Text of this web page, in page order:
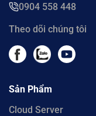
0904 558 448
Theo dõi chúng tôi
Sản Phẩm
Cloud Server